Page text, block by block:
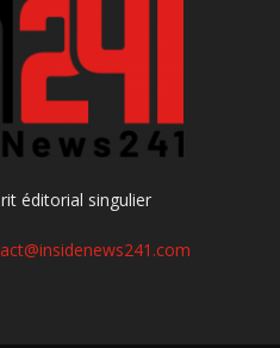
éditorial singulier